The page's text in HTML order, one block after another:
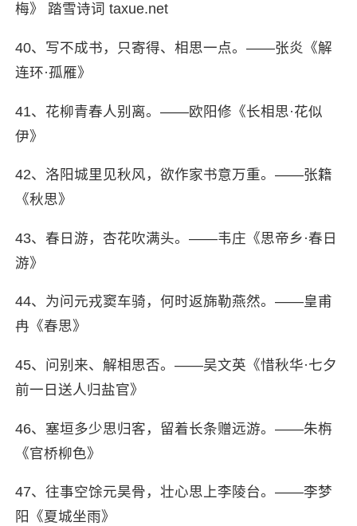
梅》 踏雪诗词 taxue.net
40、写不成书，只寄得、相思一点。——张炎《解
连环·孤雁》
41、花柳青春人别离。——欧阳修《长相思·花似
伊》
42、洛阳城里见秋风，欲作家书意万重。——张籍
《秋思》
43、春日游，杏花吹满头。——韦庄《思帝乡·春日
游》
44、为问元戎窦车骑，何时返旆勒燕然。——皇甫
冉《春思》
45、问别来、解相思否。——吴文英《惜秋华·七夕
前一日送人归盐官》
46、塞垣多少思归客，留着长条赠远游。——朱栴
《官桥柳色》
47、往事空馀元昊骨，壮心思上李陵台。——李梦
阳《夏城坐雨》